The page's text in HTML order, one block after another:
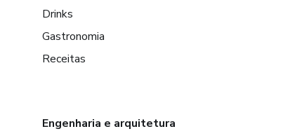
Drinks
Gastronomia
Receitas
Engenharia e arquitetura